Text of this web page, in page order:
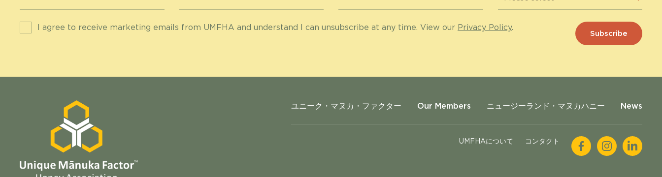
I agree to receive marketing emails from UMFHA and understand I can unsubscribe at any time. View our Privacy Policy.
ユニーク・マヌカ・ファクター Our Members ニュージーランド・マヌカハニー News
UMFHAについて コンタクト